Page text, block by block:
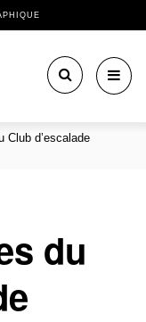
Club d’escalade
du